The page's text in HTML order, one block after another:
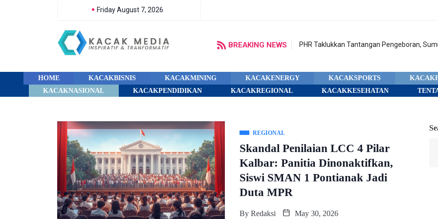
Friday August 7, 2026
BREAKING NEWS PHR Taklukkan Tantangan Pengeboran,
HOME KACAKBISNIS KACAKMINING KACAKENERGY KACAKSPORTS
KACAKNASIONAL
KACAKPENDIDIKAN KACAKREGIONAL KACAKKESEHATAN
REGIONAL
Skandal Penilaian LCC 4 Pilar
Kalbar: Panitia Dinonaktifkan,
Siswi SMAN 1 Pontianak Jadi
Duta MPR
By Redaksi May 30, 2026